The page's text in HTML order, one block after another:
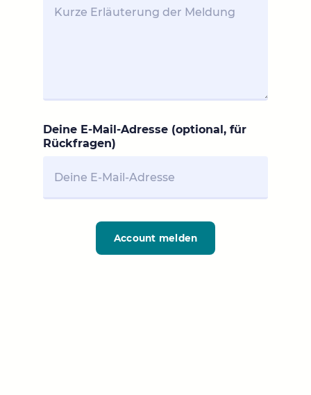
Deine E-Mail-Adresse (optional, für
Rückfragen)
Account melden